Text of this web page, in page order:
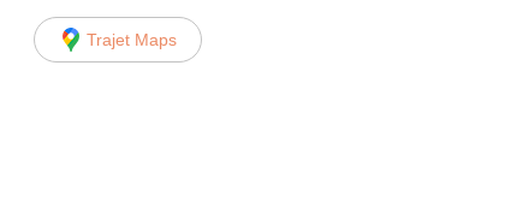
Trajet Maps